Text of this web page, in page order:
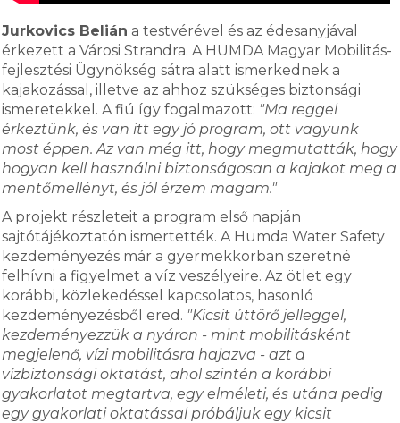
Jurkovics Belián a testvérével és az édesanyjával
érkezett a Városi Strandra. A HUMDA Magyar Mobilitás-
fejlesztési Ügynökség sátra alatt ismerkednek a
kajakozással, illetve az ahhoz szükséges biztonsági
ismeretekkel. A fiú így fogalmazott: "Ma reggel
érkeztünk, és van itt egy jó program, ott vagyunk
most éppen. Az van még itt, hogy megmutatták, hogy
hogyan kell használni biztonságosan a kajakot meg a
mentőmellényt, és jól érzem magam."
A projekt részleteit a program első napján
sajtótájékoztatón ismertették. A Humda Water Safety
kezdeményezés már a gyermekkorban szeretné
felhívni a figyelmet a víz veszélyeire. Az ötlet egy
korábbi, közlekedéssel kapcsolatos, hasonló
kezdeményezésből ered. "Kicsit úttörő jelleggel,
kezdeményezzük a nyáron - mint mobilitásként
megjelenő, vízi mobilitásra hajazva - azt a
vízbiztonsági oktatást, ahol szintén a korábbi
gyakorlatot megtartva, egy elméleti, és utána pedig
egy gyakorlati oktatással próbáljuk egy kicsit